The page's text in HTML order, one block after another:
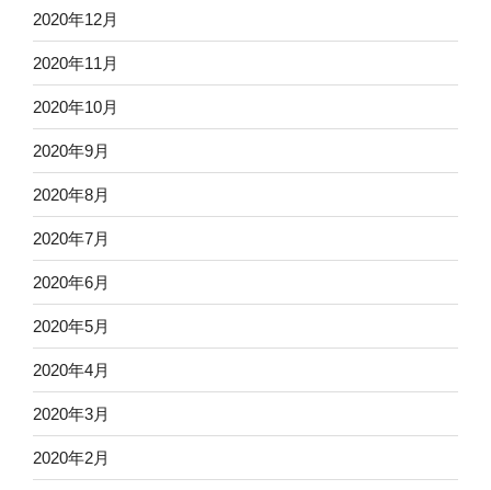
2020年12月
2020年11月
2020年10月
2020年9月
2020年8月
2020年7月
2020年6月
2020年5月
2020年4月
2020年3月
2020年2月